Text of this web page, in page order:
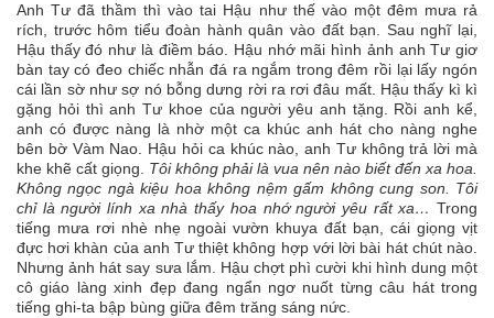
Anh Tư đã thầm thì vào tai Hậu như thế vào một đêm mưa rả
rích, trước hôm tiểu đoàn hành quân vào đất bạn. Sau nghĩ lại,
Hậu thấy đó như là điềm báo. Hậu nhớ mãi hình ảnh anh Tư giơ
bàn tay có đeo chiếc nhẫn đá ra ngắm trong đêm rồi lại lấy ngón
cái lần sờ như sợ nó bỗng dưng rời ra rơi đâu mất. Hậu thấy kì kì
gặng hỏi thì anh Tư khoe của người yêu anh tặng. Rồi anh kể,
anh có được nàng là nhờ một ca khúc anh hát cho nàng nghe
bên bờ Vàm Nao. Hậu hỏi ca khúc nào, anh Tư không trả lời mà
khe khẽ cất giọng. Tôi không phải là vua nên nào biết đến xa hoa.
Không ngọc ngà kiệu hoa không nệm gấm không cung son. Tôi
chỉ là người lính xa nhà thấy hoa nhớ người yêu rất xa… Trong
tiếng mưa rơi nhè nhẹ ngoài vườn khuya đất bạn, cái giọng vịt
đực hơi khàn của anh Tư thiệt không hợp với lời bài hát chút nào.
Nhưng ảnh hát say sưa lắm. Hậu chợt phì cười khi hình dung một
cô giáo làng xinh đẹp đang ngẩn ngơ nuốt từng câu hát trong
tiếng ghi-ta bập bùng giữa đêm trăng sáng nức.